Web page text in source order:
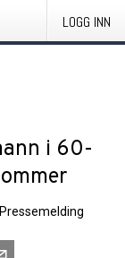
LOGG INN
i 60-
Pressemelding